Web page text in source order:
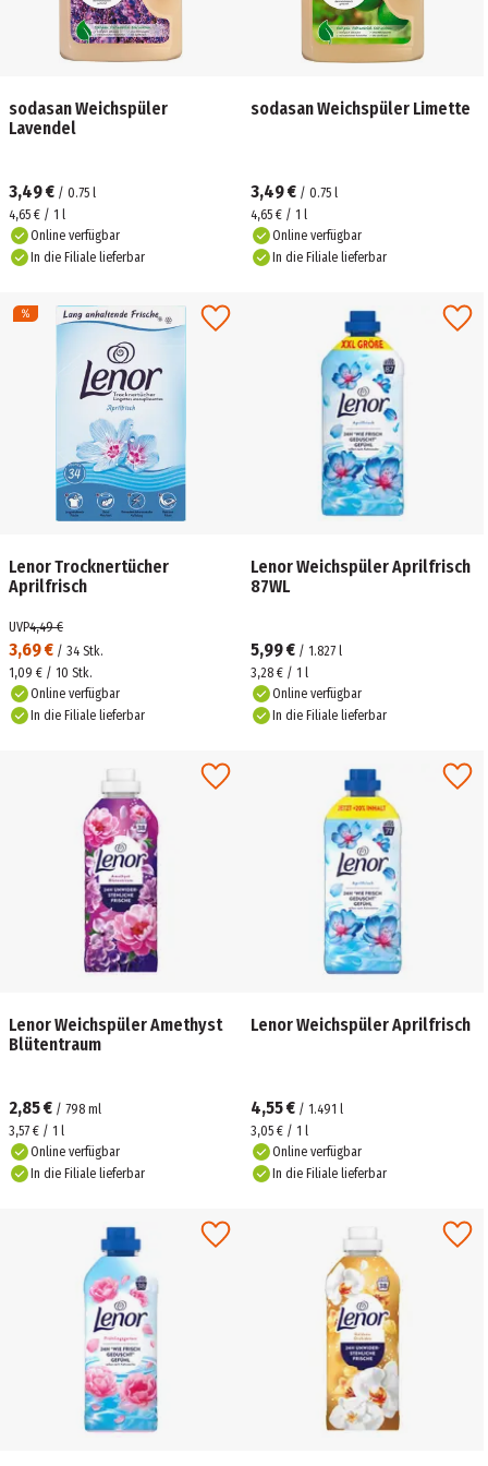
sodasan Weichspüler
Lavendel
3,49 € / 0.75 l
4,65 € / 1 l
Online verfügbar
In die Filiale lieferbar
sodasan Weichspüler Limette
3,49 € / 0.75 l
4,65 € / 1 l
Online verfügbar
In die Filiale lieferbar
Lenor Trocknertücher
Aprilfrisch
3,69 € / 34 Stk.
UVP4,49 €
1,09 € / 10 Stk.
Online verfügbar
In die Filiale lieferbar
Lenor Weichspüler Aprilfrisch
87WL
5,99 € / 1.827 l
3,28 € / 1 l
Online verfügbar
In die Filiale lieferbar
Lenor Weichspüler Amethyst
Blütentraum
2,85 € / 798 ml
3,57 € / 1 l
Online verfügbar
In die Filiale lieferbar
Lenor Weichspüler Aprilfrisch
4,55 € / 1.491 l
3,05 € / 1 l
Online verfügbar
In die Filiale lieferbar